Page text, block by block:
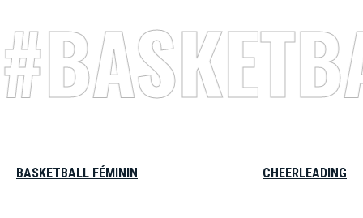
BASKETBALL FÉMININ CHEERLEADING